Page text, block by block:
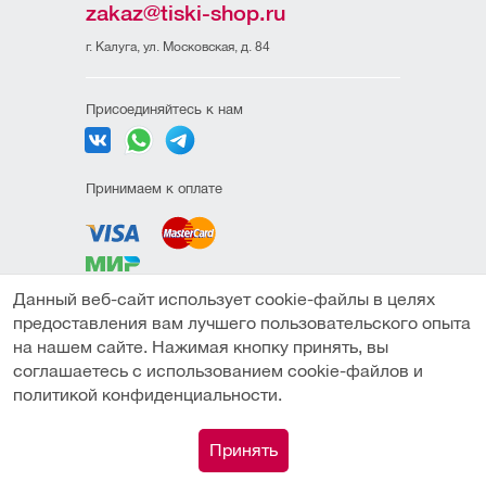
zakaz@tiski-shop.ru
г. Калуга, ул. Московская, д. 84
Присоединяйтесь к нам
Принимаем к оплате
конфиденциальности
соглашение
Публичная оферта
© Компания "ТИСКИ" (ИП Амиров М.М.) 2026
Поиск
Данный веб-сайт использует cookie-файлы в целях
предоставления вам лучшего пользовательского опыта
на нашем сайте. Нажимая кнопку принять, вы
соглашаетесь с использованием cookie-файлов и
политикой конфиденциальности.
Принять